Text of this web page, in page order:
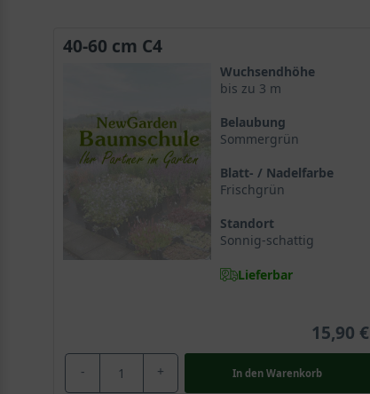
40-60 cm C4
Wuchsendhöhe
bis zu 3 m
Belaubung
Sommergrün
Blatt- / Nadelfarbe
Frischgrün
Standort
Sonnig-schattig
Lieferbar
15,90 €
- + In den Warenkorb